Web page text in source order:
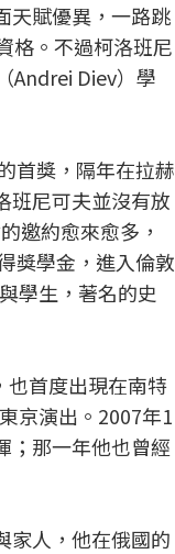
天賦優異，一路跳
格。不過柯洛班尼
Andrei Diev）學
首獎，隔年在拉赫
班尼可夫並沒有放
邀約愈來愈多，
獎學金，進入倫敦
學生，著名的史
首度出現在南特
京演出。2007年1
；那一年他也曾經
家人，他在俄國的